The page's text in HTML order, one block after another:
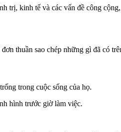
trị, kinh tế và các vấn đề công
thuần sao chép những gì đã có
trong cuộc sống của họ.
hình trước giờ làm việc.